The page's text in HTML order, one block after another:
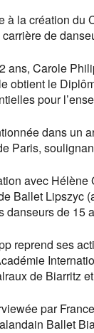
à la création du
de
ans, Carole
obtient le
pour
dans un
Paris,
avec
Ballet Lipszyc
danseurs de 15
reprend ses
de Biarritz
par
Ballet